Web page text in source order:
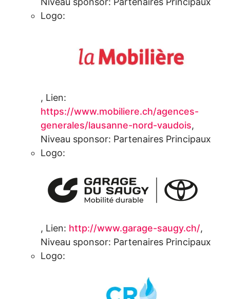
Logo:
, Lien:
https://www.mobiliere.ch/agences-
generales/lausanne-nord-vaudois,
Niveau sponsor: Partenaires Principaux
Logo:
, Lien: http://www.garage-saugy.ch/,
Niveau sponsor: Partenaires Principaux
Logo: